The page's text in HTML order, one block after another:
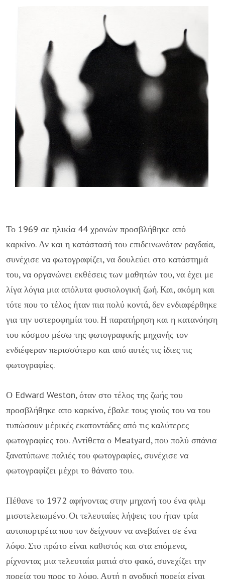
Το 1969 σε ηλικία 44 χρονών προσβλήθηκε από
καρκίνο. Αν και η κατάστασή του επιδεινωνόταν ραγδαία,
συνέχισε να φωτογραφίζει, να δουλεύει στο κατάστημά
του, να οργανώνει εκθέσεις των μαθητών του, να έχει με
λίγα λόγια μια απόλυτα φυσιολογική ζωή. Και, ακόμη και
τότε που το τέλος ήταν πια πολύ κοντά, δεν ενδιαφέρθηκε
για την υστεροφημία του. Η παρατήρηση και η κατανόηση
του κόσμου μέσω της φωτογραφικής μηχανής τον
ενδιέφεραν περισσότερο και από αυτές τις ίδιες τις
φωτογραφίες.
Ο Edward Weston, όταν στο τέλος της ζωής του
προσβλήθηκε απο καρκίνο, έβαλε τους γιούς του να του
τυπώσουν μέρικές εκατοντάδες από τις καλύτερες
φωτογραφίες του. Αντίθετα ο Meatyard, που πολύ σπάνια
ξανατύπωνε παλιές του φωτογραφίες, συνέχισε να
φωτογραφίζει μέχρι το θάνατο του.
Πέθανε το 1972 αφήνοντας στην μηχανή του ένα φιλμ
μισοτελειωμένο. Οι τελευταίες λήψεις του ήταν τρία
αυτοπορτρέτα που τον δείχνουν να ανεβαίνει σε ένα
λόφο. Στο πρώτο είναι καθιστός και στα επόμενα,
ρίχνοντας μια τελευταία ματιά στο φακό, συνεχίζει την
πορεία του προς το λόφο. Αυτή η ανοδική πορεία είναι